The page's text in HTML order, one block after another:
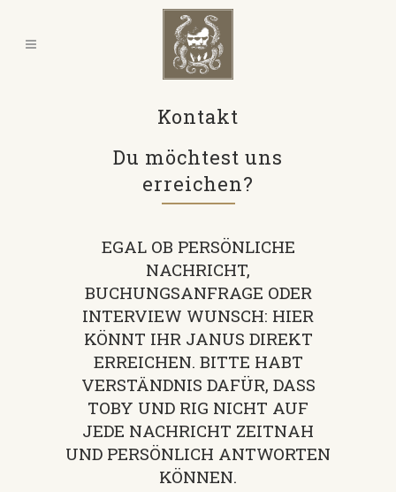
Kontakt
Du möchtest uns
erreichen?
EGAL OB PERSÖNLICHE
NACHRICHT,
BUCHUNGSANFRAGE ODER
INTERVIEW WUNSCH: HIER
KÖNNT IHR JANUS DIREKT
ERREICHEN. BITTE HABT
VERSTÄNDNIS DAFÜR, DASS
TOBY UND RIG NICHT AUF
JEDE NACHRICHT ZEITNAH
UND PERSÖNLICH ANTWORTEN
KÖNNEN.